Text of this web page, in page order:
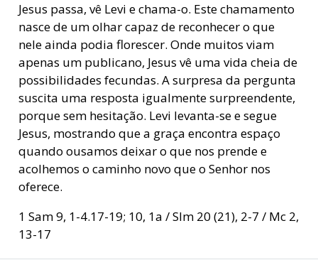
Jesus passa, vê Levi e chama-o. Este chamamento
nasce de um olhar capaz de reconhecer o que
nele ainda podia florescer. Onde muitos viam
apenas um publicano, Jesus vê uma vida cheia de
possibilidades fecundas. A surpresa da pergunta
suscita uma resposta igualmente surpreendente,
porque sem hesitação. Levi levanta-se e segue
Jesus, mostrando que a graça encontra espaço
quando ousamos deixar o que nos prende e
acolhemos o caminho novo que o Senhor nos
oferece.
1 Sam 9, 1-4.17-19; 10, 1a / Slm 20 (21), 2-7 / Mc 2,
13-17